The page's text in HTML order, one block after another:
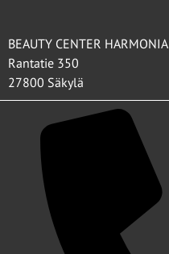
BEAUTY CENTER HARMONIA
Rantatie 350
27800 Säkylä